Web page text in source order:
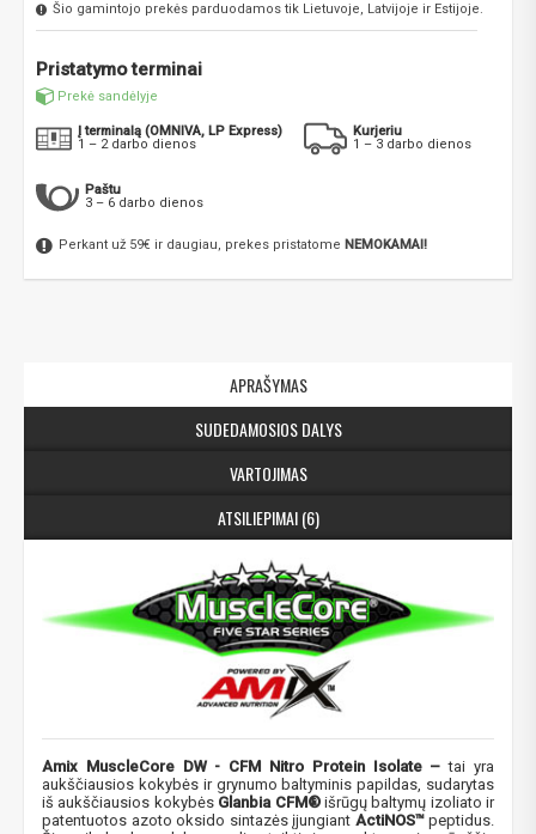
Šio gamintojo prekės parduodamos tik Lietuvoje, Latvijoje ir Estijoje.
Pristatymo terminai
Prekė sandėlyje
Į terminalą (OMNIVA, LP Express)
1 – 2 darbo dienos
Kurjeriu
1 – 3 darbo dienos
Paštu
3 – 6 darbo dienos
Perkant už 59€ ir daugiau, prekes pristatome NEMOKAMAI!
APRAŠYMAS
SUDEDAMOSIOS DALYS
VARTOJIMAS
ATSILIEPIMAI (6)
Amix MuscleCore DW - CFM Nitro Protein Isolate​ – tai yra
aukščiausios kokybės ir grynumo baltyminis papildas, sudarytas
iš aukščiausios kokybės Glanbia CFM®išrūgų baltymų izoliato ir
patentuotos azoto oksido sintazės įjungiant ActiNOS™peptidus.